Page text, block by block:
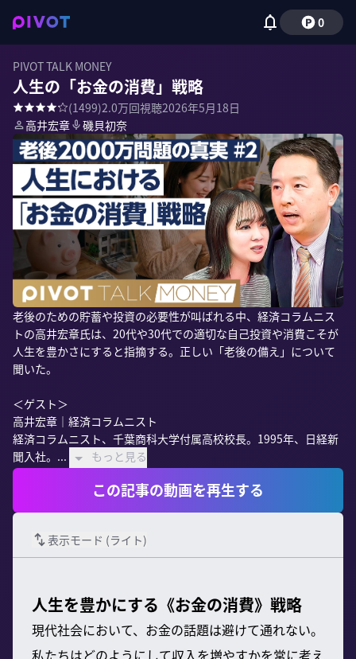
0
PIVOT TALK MONEY
人生の「お金の消費」戦略
(1499)2.0万回視聴2026年5月18日
高井宏章
磯貝初奈
老後のための貯蓄や投資の必要性が叫ばれる中、経済コラムニス
トの高井宏章氏は、20代や30代での適切な自己投資や消費こそが
人生を豊かさにすると指摘する。正しい「老後の備え」について
聞いた。
＜ゲスト＞
高井宏章｜経済コラムニスト
経済コラムニスト、千葉商科大学付属高校校長。1995年、日経新
聞入社。...
もっと見る
この記事の動画を再生する
表示モード (ライト)
人生を豊かにする《お金の消費》戦略
現代社会において、お金の話題は避けて通れない。
私たちはどのようにして収入を増やすかを常に考え